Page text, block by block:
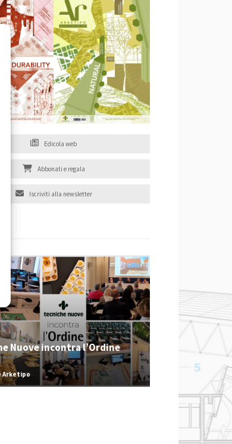
Edicola web
Abbonati e regala
Iscriviti alla newsletter
Nuove incontra l’Ordine
Arketipo